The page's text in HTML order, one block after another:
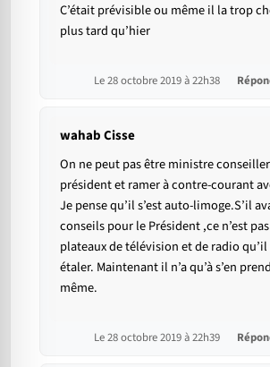
C’était prévisible ou même il la trop
plus tard qu’hier
Le 28 octobre 2019 à 22h38
wahab Cisse
On ne peut pas être ministre
président et ramer à contre-courant
Je pense qu’il s’est auto-limoge.S’il
conseils pour le Président ,ce n’est
plateaux de télévision et de radio
étaler. Maintenant il n’a qu’à s’en
même.
Le 28 octobre 2019 à 22h39